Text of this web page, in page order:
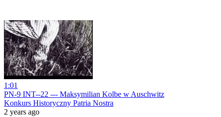
1:01
PN-9 INT--22 --- Maksymilian Kolbe w Auschwitz
Konkurs Historyczny Patria Nostra
2 years ago